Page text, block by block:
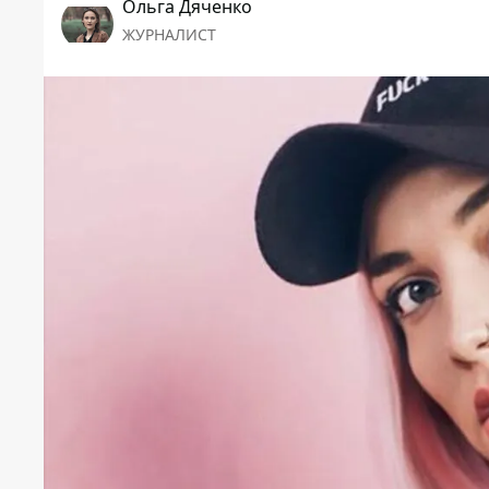
Ольга Дяченко
ЖУРНАЛИСТ